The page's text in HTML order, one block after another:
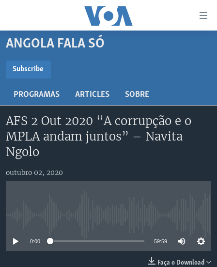
Acesso
para
Navegação
principal
para
Pesquisa
ANGOLA
GUINÉ-BISSAU
ÁFRICA E MUNDO
BRASIL
DOSSIERS ESPECIAIS
AFRICA AGORA
VÍDEOS
VOA60 ÁFRICA
VOA 60 CLIMA
VOA60 MUNDO
ÁUDIO
ENTRETENIMENTO
ANGOLA FALA SÓ
Subscribe
Subscreva
PROGRAMAS ARTICLES SOBRE
AFS 2 Out 2020 “A corrupção e o
MPLA andam juntos” – Navita
Ngolo
outubro 02, 2020
0:00 59:59
Faça o Download